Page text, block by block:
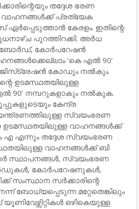
തദ്ദേശ ഭരണ
പ്രത്യേക
ഏർപ്പെടുത്താൻ കേരളം. ഇതിന്റെ
പുറത്തിറക്കി. അർധ
ബോർഡ്‌, കോർപറേഷൻ
‘കെ എൽ 90’
കോഡും നൽകും.
ഉടമസ്ഥതയിലുള്ള
90’ നമ്പറുകളാകും നൽകുക.
കേന്ദ്ര
സ്വയംഭരണ
വാഹനങ്ങൾക്ക്
എന്നും തദ്ദേശ സ്വയംഭരണ
വാഹനങ്ങൾക്ക് ബി
സ്ഥാപനങ്ങൾ, സ്വയംഭരണ
കോർപറേഷനുകൾ,
സംസ്ഥാന സർക്കാരിന്റെ
ബോധ്യപ്പെടുന്ന മറ്റേതെങ്കിലും
ഒഴികെയുള്ള